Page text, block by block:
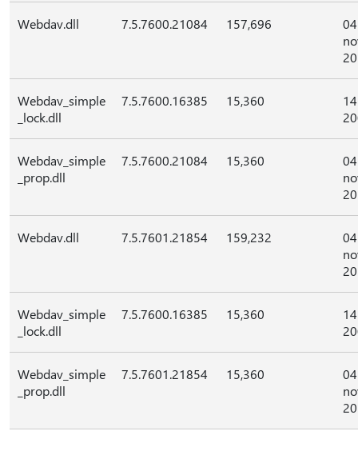
Webdav.dll 7.5.7600.21084 157,696
Webdav_simple
_lock.dll
7.5.7600.16385 15,360
Webdav_simple
_prop.dll
7.5.7600.21084 15,360
Webdav.dll 7.5.7601.21854 159,232
Webdav_simple
_lock.dll
7.5.7600.16385 15,360
Webdav_simple
_prop.dll
7.5.7601.21854 15,360